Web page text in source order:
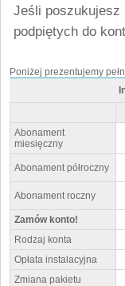
Jeśli poszukujesz
podpiętych do
Poniżej prezentujemy
Abonament
miesięczny
Abonament półroczny
Abonament roczny
Zamów konto!
Rodzaj konta
Opłata instalacyjna
Zmiana pakietu